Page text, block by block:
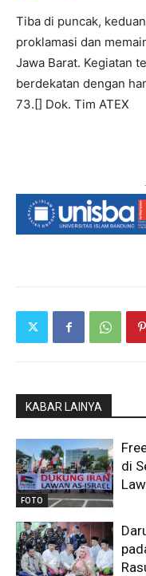
Tiba di puncak,
proklamasi dan
Jawa Barat. Kegiatan
berdekatan dengan
73.[] Dok. Tim ATEX
KABAR LAINYA
FOTO
di